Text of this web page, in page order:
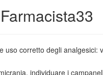
individuare i